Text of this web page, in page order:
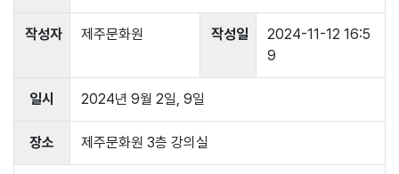
작성자 제주문화원 작성일
2024-11-12 16:5
9
일시 2024년 9월 2일, 9일
장소 제주문화원 3층 강의실